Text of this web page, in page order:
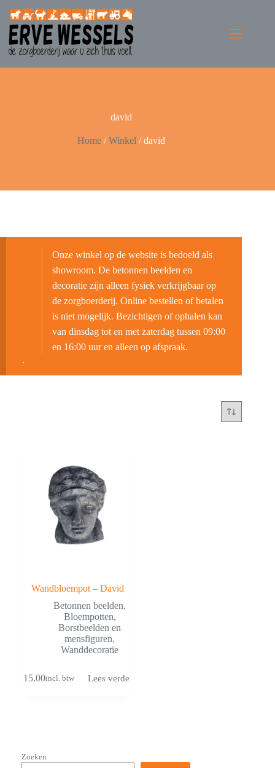
david
Home/Winkel /david
Onze winkel op de website is bedoeld als
showroom. De betonnen beelden en
decoratie zijn alleen fysiek verkrijgbaar op
de zorgboerderij. Online bestellen of betalen
is niet mogelijk. Bezichtigen of ophalen kan
van dinsdag tot en met zaterdag tussen 09:00
en 16:00 uur en alleen op afspraak.
.
Wandbloempot – David
Betonnen beelden,
Bloempotten,
Borstbeelden en
mensfiguren,
Wanddecoratie
15.00incl. btw Lees verder
Zoeken